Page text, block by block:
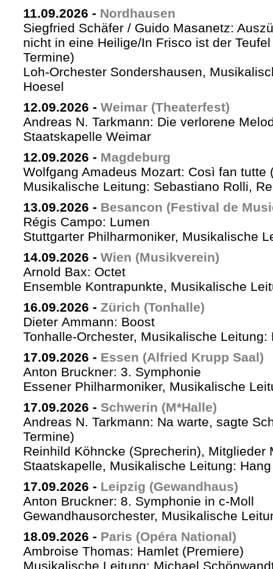
11.09.2026 - Nordhausen
Siegfried Schäfer / Guido Masanetz:
nicht in eine Heilige/In Frisco ist der
Termine)
Loh-Orchester Sondershausen,
Hoesel
12.09.2026 - Weimar (Theaterfest)
Andreas N. Tarkmann: Die verlorene
Staatskapelle Weimar
12.09.2026 - Magdeburg
Wolfgang Amadeus Mozart: Così fan tutte
Musikalische Leitung: Sebastiano Rolli,
13.09.2026 - Besancon (Festival de
Régis Campo: Lumen
Stuttgarter Philharmoniker, Musikalische
14.09.2026 - Wien (Musikverein)
Arnold Bax: Octet
Ensemble Kontrapunkte, Musikalische
16.09.2026 - Zürich (Tonhalle)
Dieter Ammann: Boost
Tonhalle-Orchester, Musikalische Leitung:
17.09.2026 - Essen (Alfried Krupp Saal)
Anton Bruckner: 3. Symphonie
Essener Philharmoniker, Musikalische
17.09.2026 - Schwerin (M*Halle)
Andreas N. Tarkmann: Na warte, sagte
Termine)
Reinhild Köhncke (Sprecherin), Mitglieder
Staatskapelle, Musikalische Leitung:
17.09.2026 - Leipzig (Gewandhaus)
Anton Bruckner: 8. Symphonie in c-Moll
Gewandhausorchester, Musikalische
18.09.2026 - Paris (Opéra National)
Ambroise Thomas: Hamlet (Premiere)
Musikalische Leitung: Michael